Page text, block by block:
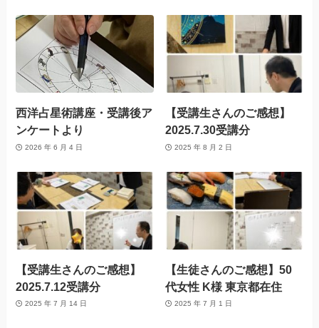
西洋占星術講座・受講後ア
ンケートより
2026 年 6 月 4 日
【受講生さんのご感想】
2025.7.30受講分
2025 年 8 月 2 日
【受講生さんのご感想】
2025.7.12受講分
2025 年 7 月 14 日
【生徒さんのご感想】50
代女性 K様 東京都在住
2025 年 7 月 1 日